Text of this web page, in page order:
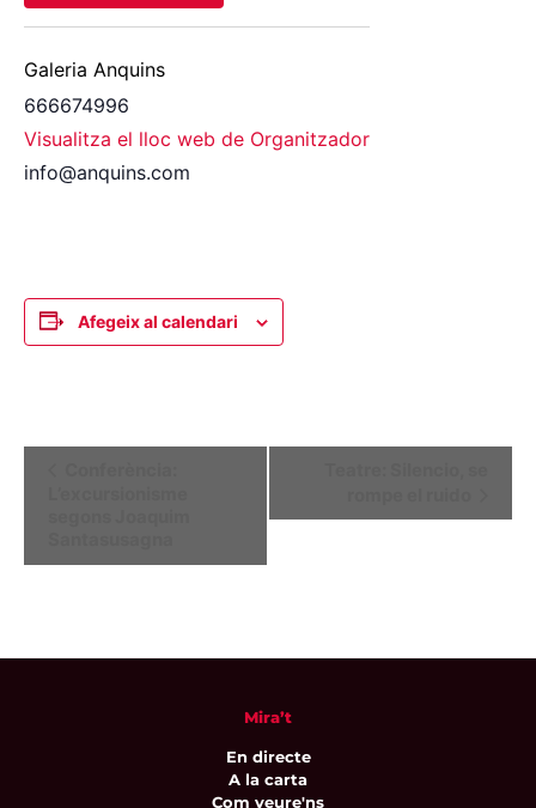
Galeria Anquins
666674996
Visualitza el lloc web de Organitzador
info@anquins.com
Afegeix al calendari
Mira’t
En directe
A la carta
Com veure'ns